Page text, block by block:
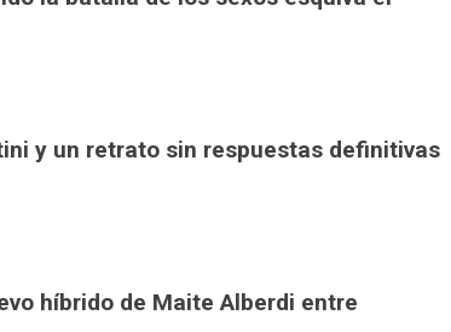
y un retrato sin respuestas definitivas
híbrido de Maite Alberdi entre